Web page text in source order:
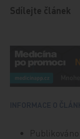
Sdílejte článek